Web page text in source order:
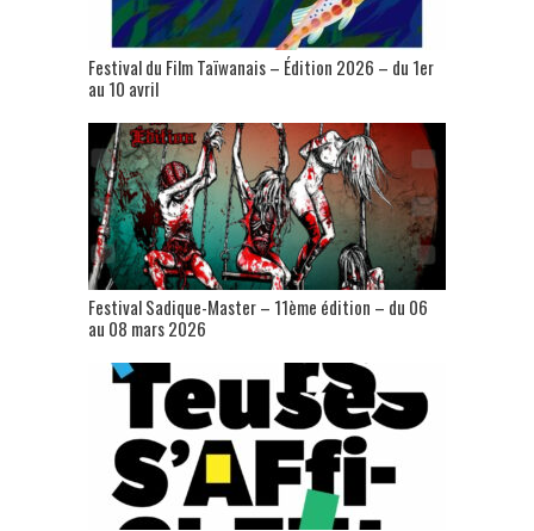
Festival du Film Taïwanais – Édition 2026 – du 1er
au 10 avril
Festival Sadique-Master – 11ème édition – du 06
au 08 mars 2026